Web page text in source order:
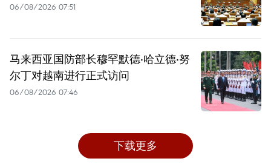
06/08/2026 07:51
马来西亚国防部长穆罕默德·哈立德·努
尔丁对越南进行正式访问
06/08/2026 07:46
下载更多